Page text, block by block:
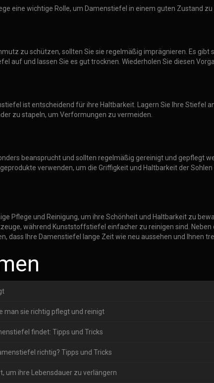
eine wichtige Rolle, um Damenstiefel in einem guten Zustand
zu schützen, sollten Sie sie regelmäßig imprägnieren. Es
auf und lassen Sie es gut trocknen. Wiederholen Sie diesen
ist entscheidend für ihre Haltbarkeit. Lagern Sie Ihre Stiefel
zu stapeln, um Verformungen zu vermeiden.
beansprucht und sollten regelmäßig gereinigt und gepflegt
verwenden, um die Griffigkeit und Haltbarkeit der Sohlen
Pflege und Reinigung, um ihre Schönheit und Haltbarkeit zu
während Kunststoffstiefel einfacher zu reinigen sind.
dass Ihre Damenstiefel lange Zeit wie neu aussehen und Ihnen
man sie richtig pflegt und reinigt
findet: Tipps und Tricks
richtig? Tipps und Tricks
um ihre Lebensdauer zu verlängern